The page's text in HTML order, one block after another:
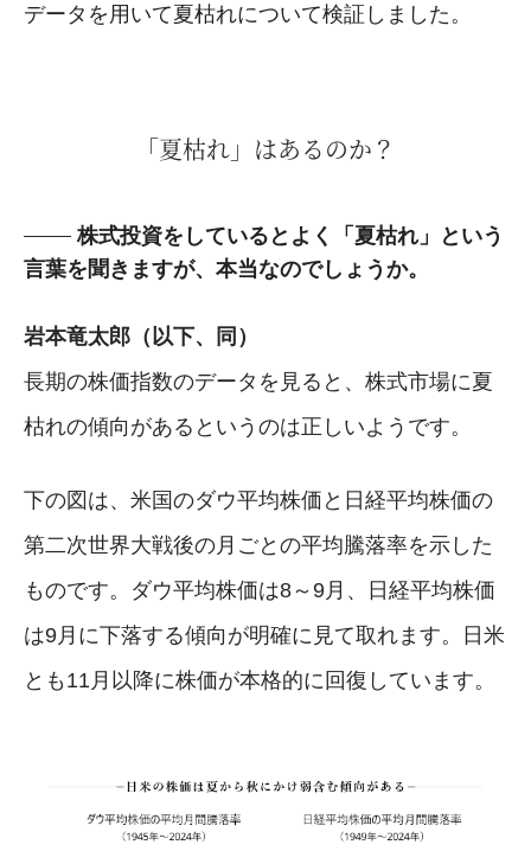
データを用いて夏枯れについて検証しました。
「夏枯れ」はあるのか？
株式投資をしているとよく「夏枯れ」という
言葉を聞きますが、本当なのでしょうか。
岩本竜太郎（以下、同）
長期の株価指数のデータを見ると、株式市場に夏
枯れの傾向があるというのは正しいようです。
下の図は、米国のダウ平均株価と日経平均株価の
第二次世界大戦後の月ごとの平均騰落率を示した
ものです。ダウ平均株価は8～9月、日経平均株価
は9月に下落する傾向が明確に見て取れます。日米
とも11月以降に株価が本格的に回復しています。